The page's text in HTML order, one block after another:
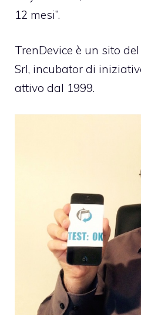
12 mesi”.
TrenDevice è un sito
Srl, incubator di
attivo dal 1999.